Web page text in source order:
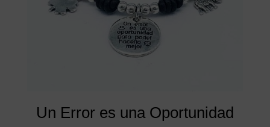
Un Error es una Oportunidad